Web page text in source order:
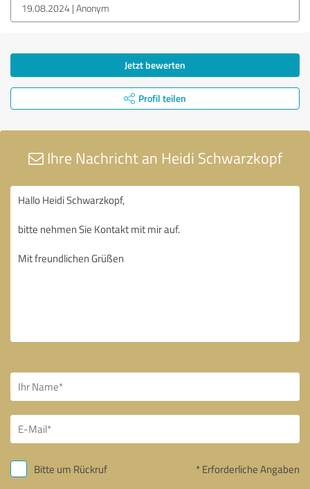
19.08.2024 Anonym
Jetzt bewerten
Profil teilen
Ihre Nachricht an Heidi Schwarzkopf
Bitte um Rückruf * Erforderliche Angaben